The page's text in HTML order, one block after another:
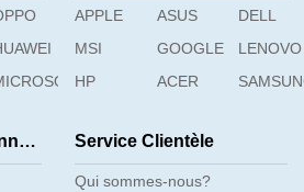
APPLE ASUS
DELL
MSI
GOOGLE
LENOVO
HP
ACER
Pour mieux nous connaître Service Clientèle
Qui sommes-nous?